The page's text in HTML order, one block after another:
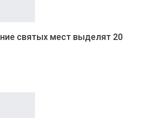
святых мест выделят 20